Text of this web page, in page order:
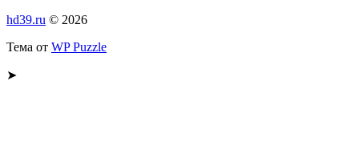
hd39.ru © 2026
Тема от WP Puzzle
➤